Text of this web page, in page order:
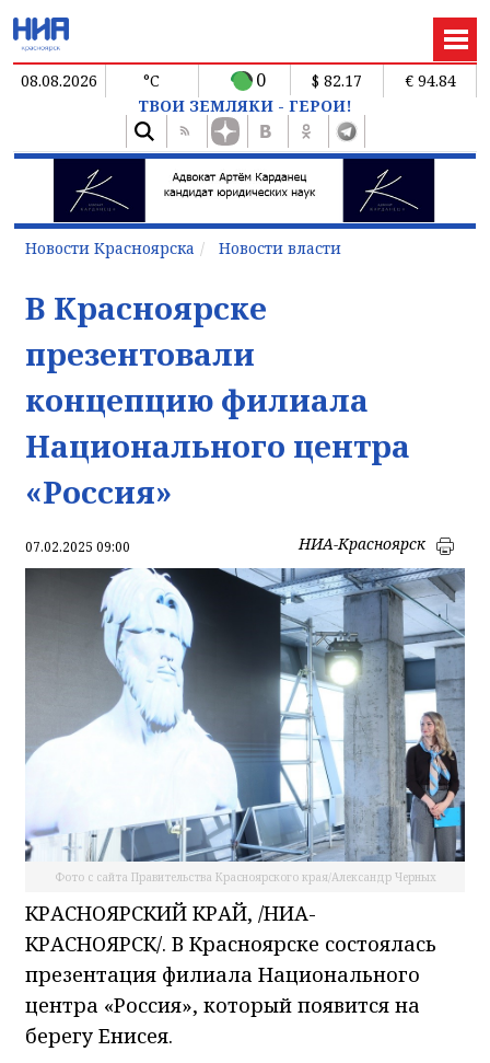
08.08.2026 °C 0 $ 82.17
€ 94.84
ТВОИ ЗЕМЛЯКИ - ГЕРОИ!
Новости Красноярска Новости власти
В Красноярске
презентовали
концепцию филиала
Национального центра
«Россия»
07.02.2025 09:00 НИА-Красноярск
Фото с сайта Правительства Красноярского края/Александр Черных
КРАСНОЯРСКИЙ КРАЙ, /НИА-
КРАСНОЯРСК/. В Красноярске состоялась
презентация филиала Национального
центра «Россия», который появится на
берегу Енисея.